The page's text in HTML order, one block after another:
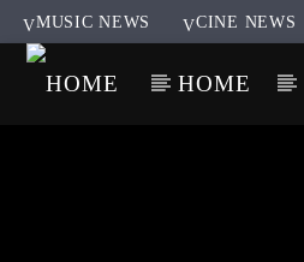
MUSIC NEWS CINE NEWS
HOME